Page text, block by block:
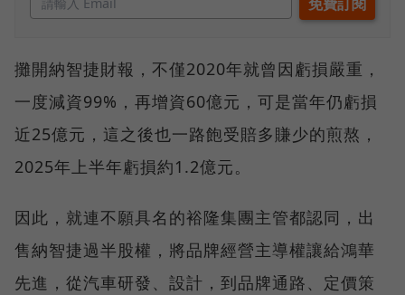
攤開納智捷財報，不僅2020年就曾因虧損嚴重，
一度減資99%，再增資60億元，可是當年仍虧損
近25億元，這之後也一路飽受賠多賺少的煎熬，
2025年上半年虧損約1.2億元。
因此，就連不願具名的裕隆集團主管都認同，出
售納智捷過半股權，將品牌經營主導權讓給鴻華
先進，從汽車研發、設計，到品牌通路、定價策